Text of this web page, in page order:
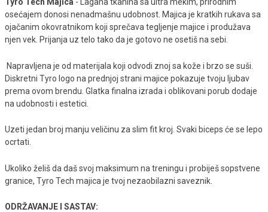
Tyro Tech Majica - Lagana tkanina sa ultra mekim, prirodnim
osećajem donosi nenadmašnu udobnost. Majica je kratkih rukava sa
ojačanim okovratnikom koji sprečava tegljenje majice i produžava
njen vek. Prijanja uz telo tako da je gotovo ne osetiš na sebi.
Napravljena je od materijala koji odvodi znoj sa kože i brzo se suši.
Diskretni Tyro logo na prednjoj strani majice pokazuje tvoju ljubav
prema ovom brendu. Glatka finalna izrada i oblikovani porub dodaje
na udobnosti i estetici.
Uzeti jedan broj manju veličinu za slim fit kroj. Svaki biceps će se lepo
ocrtati.
Ukoliko želiš da daš svoj maksimum na treningu i probiješ sopstvene
granice, Tyro Tech majica je tvoj nezaobilazni saveznik.
ODRŽAVANJE I SASTAV: